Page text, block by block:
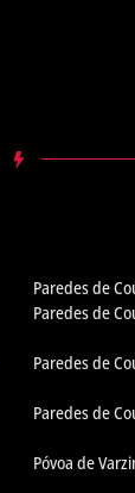
Paredes de
Paredes de
Paredes de
Paredes de
Póvoa de